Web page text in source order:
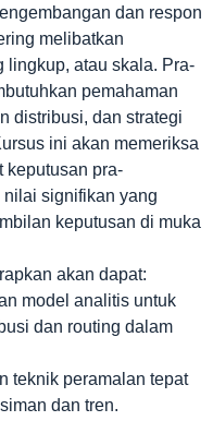
dan respon
melibatkan
lingkup, atau skala. Pra-
pemahaman
distribusi, dan strategi
ini akan memeriksa
keputusan pra-
signifikan yang
keputusan di muka
akan dapat:
model analitis untuk
dan routing dalam
teknik peramalan tepat
dan tren.